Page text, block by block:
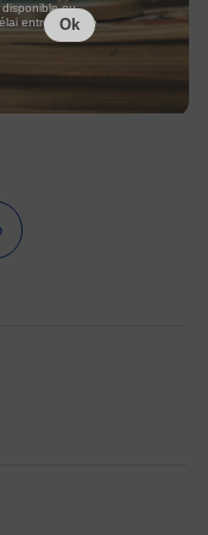
ou
entre la fin de
Ok